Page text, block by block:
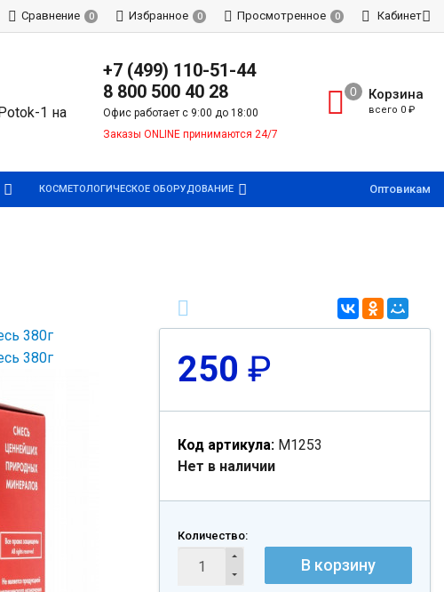
Сравнение 0 Избранное 0 Просмотренное 0 Кабинет
+7 (499) 110-51-44
8 800 500 40 28
Офис работает с 9:00 до 18:00
Заказы ONLINE принимаются 24/7
Корзина
всего 0 ₽
КОСМЕТОЛОГИЧЕСКОЕ ОБОРУДОВАНИЕ Оптовикам
250 ₽
Код артикула: М1253
Нет в наличии
Количество:
В корзину